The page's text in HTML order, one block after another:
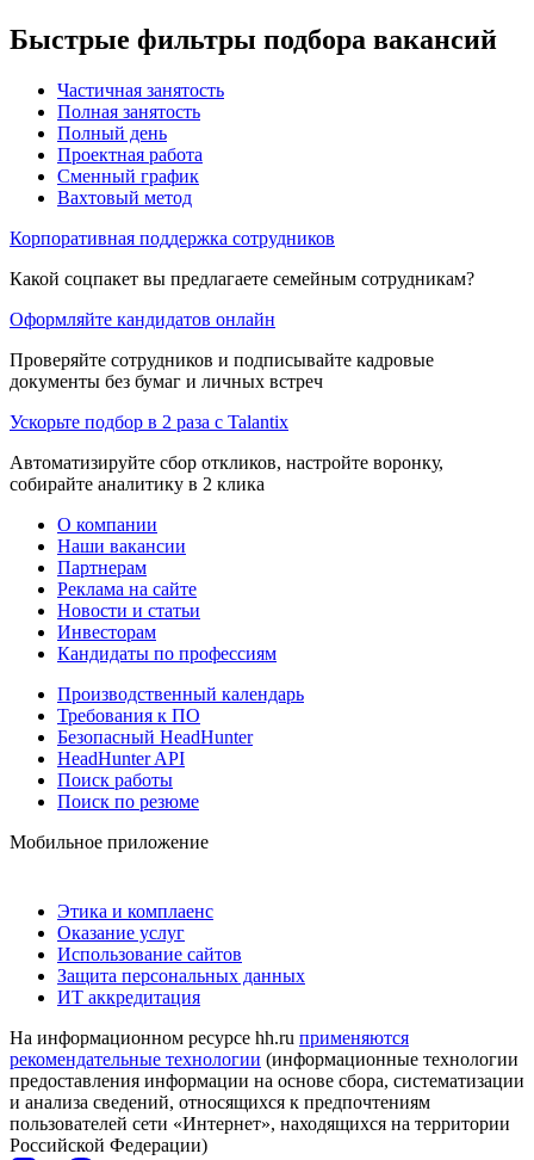
Быстрые фильтры подбора вакансий
Частичная занятость
Полная занятость
Полный день
Проектная работа
Сменный график
Вахтовый метод
Корпоративная поддержка сотрудников
Какой соцпакет вы предлагаете семейным сотрудникам?
Оформляйте кандидатов онлайн
Проверяйте сотрудников и подписывайте кадровые
документы без бумаг и личных встреч
Ускорьте подбор в 2 раза с Talantix
Автоматизируйте сбор откликов, настройте воронку,
собирайте аналитику в 2 клика
О компании
Наши вакансии
Партнерам
Реклама на сайте
Новости и статьи
Инвесторам
Кандидаты по профессиям
Производственный календарь
Требования к ПО
Безопасный HeadHunter
HeadHunter API
Поиск работы
Поиск по резюме
Мобильное приложение
Этика и комплаенс
Оказание услуг
Использование сайтов
Защита персональных данных
ИТ аккредитация
На информационном ресурсе hh.ru применяются
рекомендательные технологии (информационные технологии
предоставления информации на основе сбора, систематизации
и анализа сведений, относящихся к предпочтениям
пользователей сети «Интернет», находящихся на территории
Российской Федерации)